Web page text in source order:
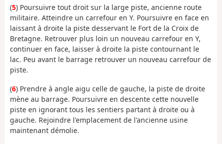
(5) Poursuivre tout droit sur la large piste, ancienne route
militaire. Atteindre un carrefour en Y. Poursuivre en face en
laissant à droite la piste desservant le Fort de la Croix de
Bretagne. Retrouver plus loin un nouveau carrefour en Y,
continuer en face, laisser à droite la piste contournant le
lac. Peu avant le barrage retrouver un nouveau carrefour de
piste.
(6) Prendre à angle aigu celle de gauche, la piste de droite
mène au barrage. Poursuivre en descente cette nouvelle
piste en ignorant tous les sentiers partant à droite ou à
gauche. Rejoindre l'emplacement de l'ancienne usine
maintenant démolie.